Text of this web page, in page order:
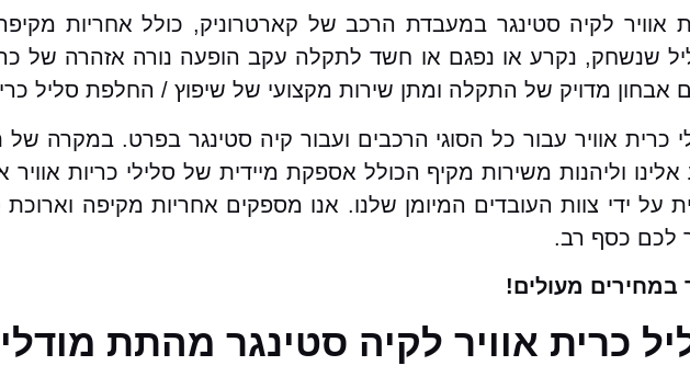
אוויר לקיה סטינגר במעבדת הרכב של קארטרוניק, כולל אחריות
נקרע או נפגם או חשד לתקלה עקב הופעה נורה אזהרה של
מדויק של התקלה ומתן שירות מקצועי של שיפוץ / החלפת סליל
כרית אוויר עבור כל הסוגי הרכבים ועבור קיה סטינגר בפרט. במקרה של
וליהנות משירות מקיף הכולל אספקת מיידית של סלילי כריות אוויר
על ידי צוות העובדים המיומן שלנו. אנו מספקים אחריות מקיפה
לכם כסף רב.
במחירים מעולים!
כרית אוויר לקיה סטינגר מהתת